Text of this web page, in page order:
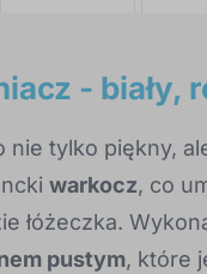
- biały,
nie tylko piękny,
warkocz, co
łóżeczka.
pustym, które